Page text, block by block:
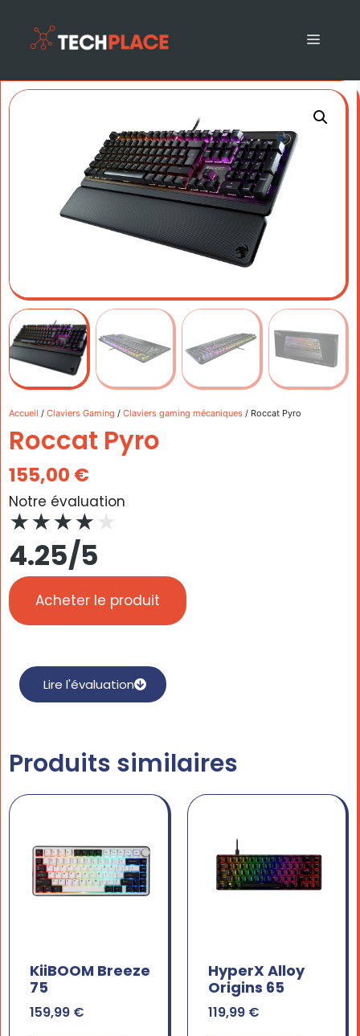
Accueil / Claviers Gaming / Claviers gaming mécaniques / Roccat Pyro
Roccat Pyro
155,00 €
Notre évaluation
★★★★ ★
4.25/5
Acheter le produit
Lire l'évaluation
Produits similaires
KiiBOOM Breeze
75
159,99 €
HyperX Alloy
Origins 65
119,99 €